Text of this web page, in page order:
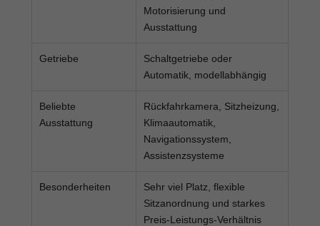
Motorisierung und
Ausstattung
Getriebe
Schaltgetriebe oder
Automatik, modellabhängig
Beliebte
Ausstattung
Rückfahrkamera, Sitzheizung,
Klimaautomatik,
Navigationssystem,
Assistenzsysteme
Besonderheiten
Sehr viel Platz, flexible
Sitzanordnung und starkes
Preis-Leistungs-Verhältnis